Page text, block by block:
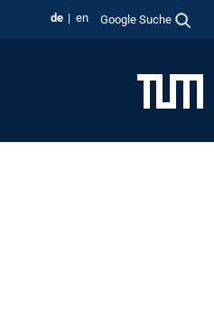
de en Google Suche